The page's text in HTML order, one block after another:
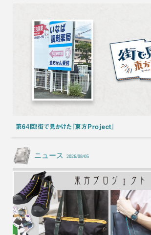
第64回！街で見かけた『東方Project』
ニュース 2026/08/05